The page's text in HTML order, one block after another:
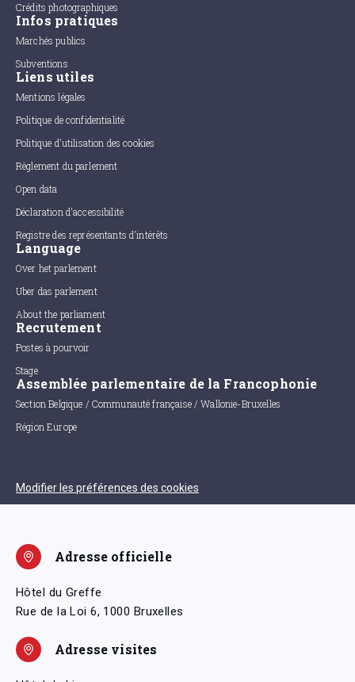
Crédits photographiques
Infos pratiques
Marchés publics
Subventions
Liens utiles
Mentions légales
Politique de confidentialité
Politique d'utilisation des cookies
Règlement du parlement
Open data
Déclaration d'accessibilité
Registre des représentants d'intérêts
Language
Over het parlement
Uber das parlement
About the parliament
Recrutement
Postes à pourvoir
Stage
Assemblée parlementaire de la Francophonie
Section Belgique / Communauté française / Wallonie-Bruxelles
Région Europe
Modifier les préférences des cookies
Adresse officielle
Hôtel du Greffe
Rue de la Loi 6, 1000 Bruxelles
Adresse visites